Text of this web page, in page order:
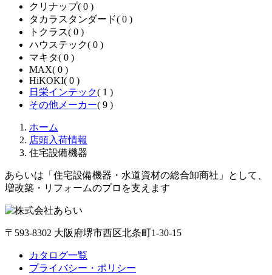
クリナップ( 0 )
タカラスタンダード( 0 )
トクラス( 0 )
ハウステック( 0 )
マキタ( 0 )
MAX( 0 )
HiKOKI( 0 )
日栄インテック( 1 )
その他メーカー( 9 )
ホーム
店頭入荷情報
住宅設備機器
あらいは「住宅設備機器・水道資材の総合卸商社」として、
増改築・リフォームのプロを支えます
〒593-8302 大阪府堺市西区北条町1-30-15
カタログ一覧
プライバシー・ポリシー